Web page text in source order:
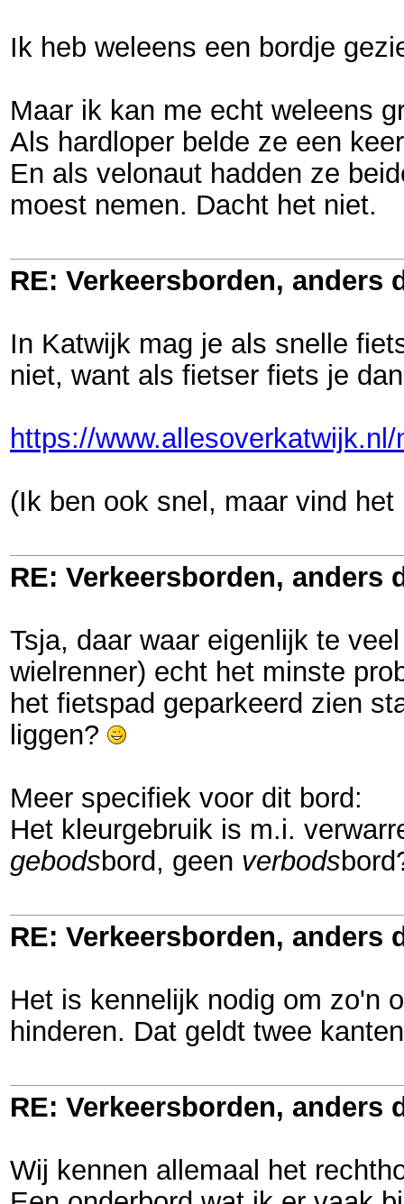
Ik heb weleens een bordje
Maar ik kan me echt weleens
Als hardloper belde ze een
En als velonaut hadden ze
moest nemen. Dacht het niet.
RE: Verkeersborden, anders
In Katwijk mag je als snelle
niet, want als fietser fiets je
https://
(Ik ben ook snel, maar vind
RE: Verkeersborden, anders
Tsja, daar waar eigenlijk te
wielrenner) echt het minste
het fietspad geparkeerd zien
liggen?
Meer specifiek voor dit bord:
Het kleurgebruik is m.i.
gebodsbord, geen verbods
RE: Verkeersborden, anders
Het is kennelijk nodig om zo'n
hinderen. Dat geldt twee
RE: Verkeersborden, anders
Wij kennen allemaal het